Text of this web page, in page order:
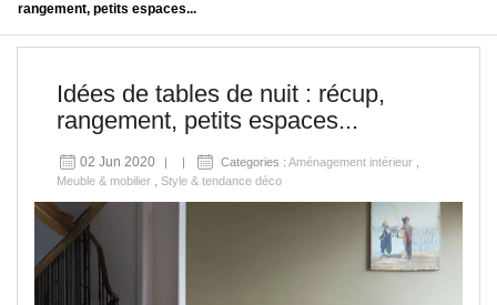
rangement, petits espaces...
Idées de tables de nuit : récup,
rangement, petits espaces...
02 Jun 2020 Categories : Aménagement intérieur
Meuble & mobilier
Style & tendance déco